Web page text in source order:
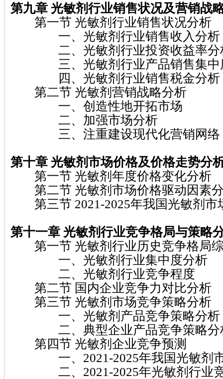
第九章 光敏剂行业销售状况及营销战
第一节 光敏剂行业销售状况分析
一、光敏剂行业销售收入分析
二、光敏剂行业投资收益率分
三、光敏剂行业产品销售集中
四、光敏剂行业销售税金分析
第二节 光敏剂营销战略分析
一、创造性地开拓市场
二、加强市场分析
三、注重建设现代化营销网络
第十章 光敏剂市场价格及价格走势分
第一节 光敏剂年度价格变化分析
第二节 光敏剂市场价格驱动因素
第三节 2021-2025年我国光敏剂市
第十一章 光敏剂行业竞争格局与策略
第一节 光敏剂行业历史竞争格局
一、光敏剂行业集中度分析
二、光敏剂行业竞争程度
第二节 国内企业竞争力对比分析
第三节 光敏剂市场竞争策略分析
一、光敏剂产品竞争策略分析
二、典型企业产品竞争策略分
第四节 光敏剂企业竞争预测
一、2021-2025年我国光敏剂市
二、2021-2025年光敏剂行业竞